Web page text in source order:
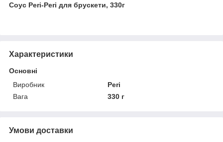
Соус Peri-Peri для брускети, 330г
Характеристики
Основні
Виробник
Peri
Вага
330 г
Умови доставки